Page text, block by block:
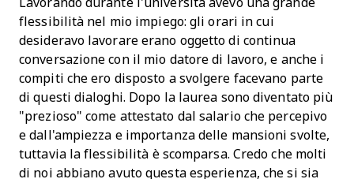
Lavorando durante l'università avevo una grande
flessibilità nel mio impiego: gli orari in cui
desideravo lavorare erano oggetto di continua
conversazione con il mio datore di lavoro, e anche i
compiti che ero disposto a svolgere facevano parte
di questi dialoghi. Dopo la laurea sono diventato più
"prezioso" come attestato dal salario che percepivo
e dall'ampiezza e importanza delle mansioni svolte,
tuttavia la flessibilità è scomparsa. Credo che molti
di noi abbiano avuto questa esperienza, che si sia